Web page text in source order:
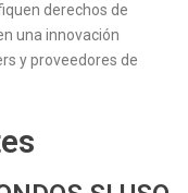
derechos de
una innovación
y proveedores de